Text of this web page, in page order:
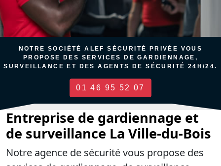
NOTRE SOCIÉTÉ ALEF SÉCURITÉ PRIVÉE VOUS
PROPOSE DES SERVICES DE GARDIENNAGE,
SURVEILLANCE ET DES AGENTS DE SÉCURITÉ 24H/24.
01 46 95 52 07
Entreprise de gardiennage et
de surveillance La Ville-du-Bois
Notre agence de sécurité vous propose des